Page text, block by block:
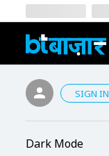
SIGN IN
Dark Mode